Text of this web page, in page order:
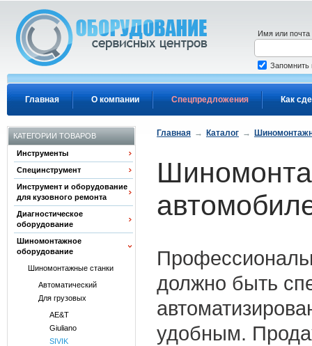
Главная О компании Спецпредложения Как
Имя или почта
Запомнить
КАТЕГОРИИ ТОВАРОВ
Инструменты
Специнструмент
Инструмент и оборудование
для кузовного ремонта
Диагностическое
оборудование
Шиномонтажное
оборудование
Шиномонтажные станки
Автоматический
Для грузовых
AE&T
Giuliano
SIVIK
Главная → Каталог →
должно быть
удобным.